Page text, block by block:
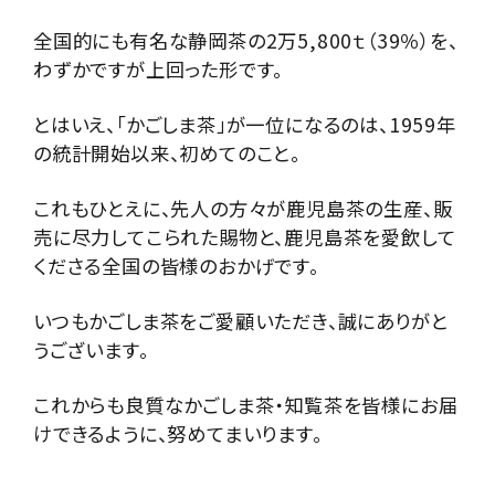
全国的にも有名な静岡茶の2万5,800ｔ（39％）を、
わずかですが上回った形です。
とはいえ、「かごしま茶」が一位になるのは、1959年
の統計開始以来、初めてのこと。
これもひとえに、先人の方々が鹿児島茶の生産、販
売に尽力してこられた賜物と、鹿児島茶を愛飲して
くださる全国の皆様のおかげです。
いつもかごしま茶をご愛顧いただき、誠にありがと
うございます。
これからも良質なかごしま茶・知覧茶を皆様にお届
けできるように、努めてまいります。